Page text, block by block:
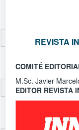
REVISTA
COMITÉ
M.Sc. Javier
EDITOR REVISTA